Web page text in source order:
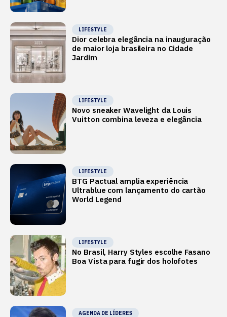
LIFESTYLE
Dior celebra elegância na inauguração
de maior loja brasileira no Cidade
Jardim
LIFESTYLE
Novo sneaker Wavelight da Louis
Vuitton combina leveza e elegância
LIFESTYLE
BTG Pactual amplia experiência
Ultrablue com lançamento do cartão
World Legend
LIFESTYLE
No Brasil, Harry Styles escolhe Fasano
Boa Vista para fugir dos holofotes
AGENDA DE LÍDERES